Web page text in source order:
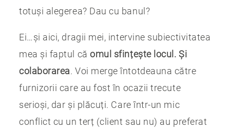
totuși alegerea? Dau cu banul?
Ei…și aici, dragii mei, intervine subiectivitatea
mea și faptul căomul sfințește locul. Și
colaborarea. Voi merge întotdeauna către
furnizorii care au fost în ocazii trecute
serioși, dar și plăcuți. Care într-un mic
conflict cu un terț (client sau nu) au preferat